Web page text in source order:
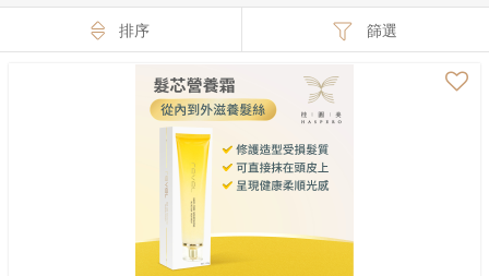
排序 篩選